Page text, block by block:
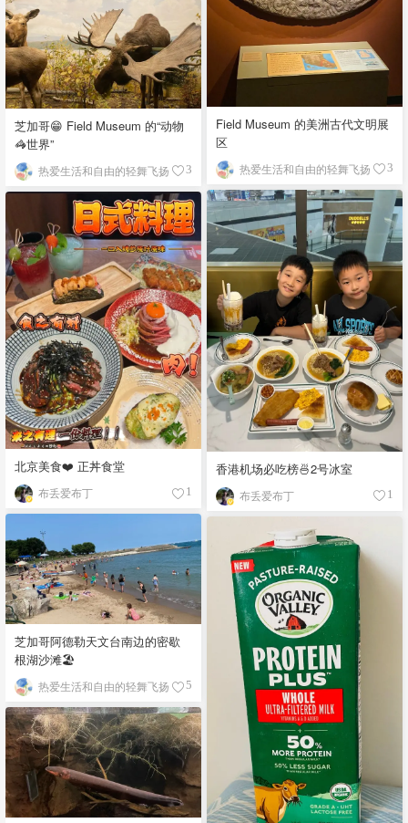
Field Museum 的美洲古代文明展
区
热爱生活和自由的轻舞飞扬 3
芝加哥😁 Field Museum 的“动物
🦓世界”
热爱生活和自由的轻舞飞扬 3
香港机场必吃榜🍜2号冰室
布丢爱布丁 1
北京美食❤️ 正丼食堂
布丢爱布丁 1
芝加哥阿德勒天文台南边的密歇
根湖沙滩🏖️
热爱生活和自由的轻舞飞扬 5